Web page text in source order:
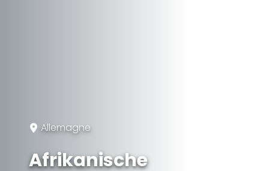
Allemagne
Afrikanische